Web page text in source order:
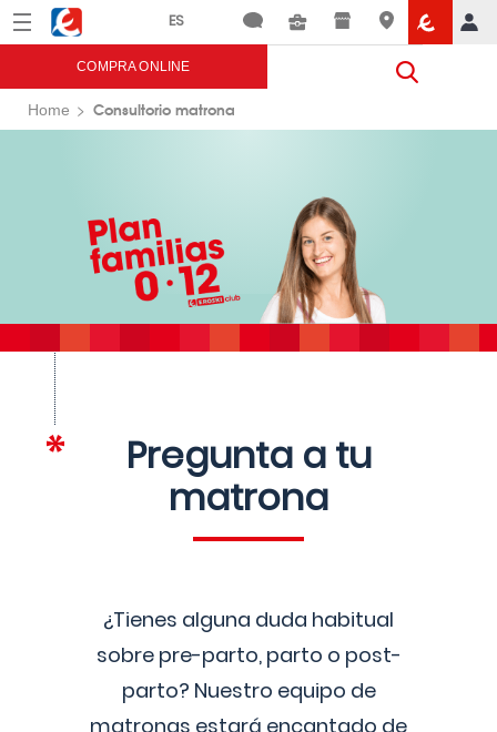
Menú Eroski
COMPRA ONLINE
Home Consultorio matrona
Pregunta a tu
matrona
¿Tienes alguna duda habitual
sobre pre-parto, parto o post-
parto? Nuestro equipo de
matronas estará encantado de